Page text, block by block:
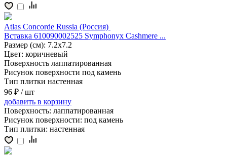
Atlas Concorde Russia (Россия)
Вставка 610090002525 Symphonyx Cashmere ...
Размер (см): 7.2x7.2
Цвет: коричневый
Поверхность лаппатированная
Рисунок поверхности под камень
Тип плитки настенная
96 ₽ / шт
добавить в корзину
Поверхность: лаппатированная
Рисунок поверхности: под камень
Тип плитки: настенная